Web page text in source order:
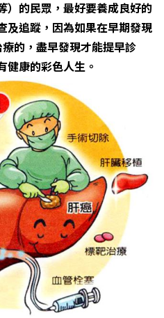
）的民眾，最好要養成良好的
及追蹤，因為如果在早期發現
的，盡早發現才能提早診
健康的彩色人生。